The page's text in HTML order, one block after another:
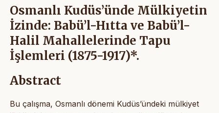
Osmanlı Kudüs’ünde Mülkiyetin
İzinde: Babü’l-Hıtta ve Babü’l-
Halil Mahallelerinde Tapu
İşlemleri (1875-1917)*.
Abstract
Bu çalışma, Osmanlı dönemi Kudüs’ündeki mülkiyet